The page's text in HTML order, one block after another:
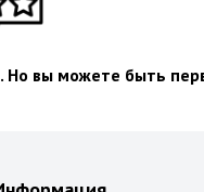
Но вы можете быть